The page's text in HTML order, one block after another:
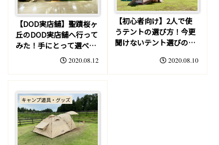
【DOD実店舗】聖蹟桜ヶ
丘のDOD実店舗へ行って
みた！手にとって選べる
楽しさは実店舗だけ2020.08.12
【初心者向け】2人で使
うテントの選び方！今更
聞けないテント選びの基
2020.08.10
キャンプ道具・グッズ